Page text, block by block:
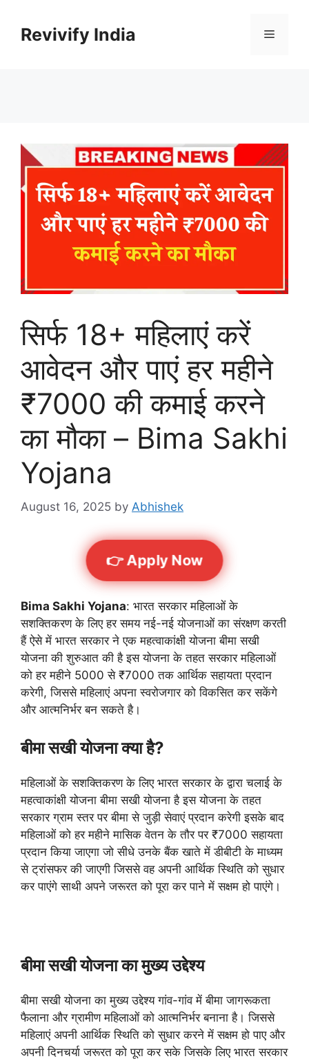
contentRevivify India Menu
सिर्फ 18+ महिलाएं करें
आवेदन और पाएं हर महीने
₹7000 की कमाई करने
का मौका – Bima Sakhi
Yojana
August 16, 2025 by Abhishek
👉 Apply Now
Bima Sakhi Yojana: भारत सरकार महिलाओं के
सशक्तिकरण के लिए हर समय नई-नई योजनाओं का संरक्षण करती
हैं ऐसे में भारत सरकार ने एक महत्वाकांक्षी योजना बीमा सखी
योजना की शुरुआत की है इस योजना के तहत सरकार महिलाओं
को हर महीने 5000 से ₹7000 तक आर्थिक सहायता प्रदान
करेगी, जिससे महिलाएं अपना स्वरोजगार को विकसित कर सकेंगे
और आत्मनिर्भर बन सकते है।
बीमा सखी योजना क्या है?
महिलाओं के सशक्तिकरण के लिए भारत सरकार के द्वारा चलाई के
महत्वाकांक्षी योजना बीमा सखी योजना है इस योजना के तहत
सरकार ग्राम स्तर पर बीमा से जुड़ी सेवाएं प्रदान करेगी इसके बाद
महिलाओं को हर महीने मासिक वेतन के तौर पर ₹7000 सहायता
प्रदान किया जाएगा जो सीधे उनके बैंक खाते में डीबीटी के माध्यम
से ट्रांसफर की जाएगी जिससे वह अपनी आर्थिक स्थिति को सुधार
कर पाएंगे साथी अपने जरूरत को पूरा कर पाने में सक्षम हो पाएंगे।
बीमा सखी योजना का मुख्य उद्देश्य
बीमा सखी योजना का मुख्य उद्देश्य गांव-गांव में बीमा जागरूकता
फैलाना और ग्रामीण महिलाओं को आत्मनिर्भर बनाना है। जिससे
महिलाएं अपनी आर्थिक स्थिति को सुधार करने में सक्षम हो पाए और
अपनी दिनचर्या जरूरत को पूरा कर सके जिसके लिए भारत सरकार